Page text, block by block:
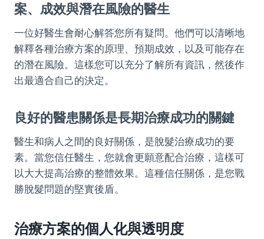
案、成效與潛在風險的醫生
一位好醫生會耐心解答您所有疑問。他們可以清晰地
解釋各種治療方案的原理、預期成效，以及可能存在
的潛在風險。這樣您可以充分了解所有資訊，然後作
出最適合自己的決定。
良好的醫患關係是長期治療成功的關鍵
醫生和病人之間的良好關係，是脫髮治療成功的要
素。當您信任醫生，您就會更願意配合治療，這樣可
以大大提高治療的整體效果。這種信任關係，是您戰
勝脫髮問題的堅實後盾。
治療方案的個人化與透明度